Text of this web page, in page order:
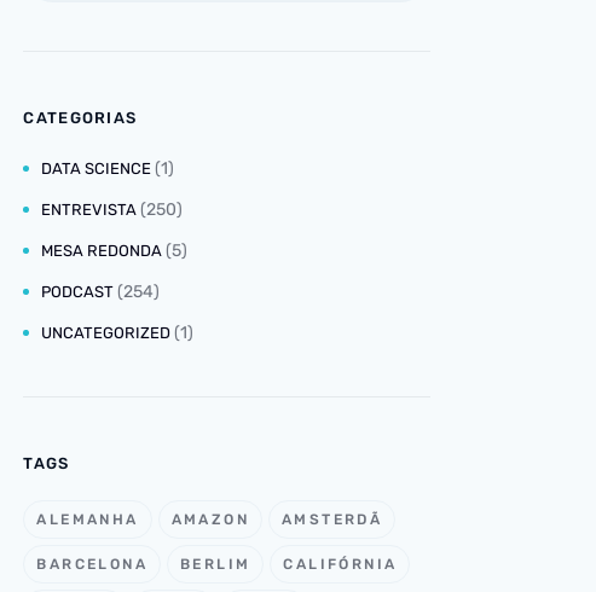
CATEGORIAS
DATA SCIENCE (1)
ENTREVISTA (250)
MESA REDONDA (5)
PODCAST (254)
UNCATEGORIZED (1)
TAGS
ALEMANHA AMAZON AMSTERDÃ
BARCELONA BERLIM CALIFÓRNIA